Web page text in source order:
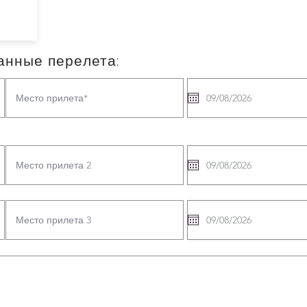
перелета: